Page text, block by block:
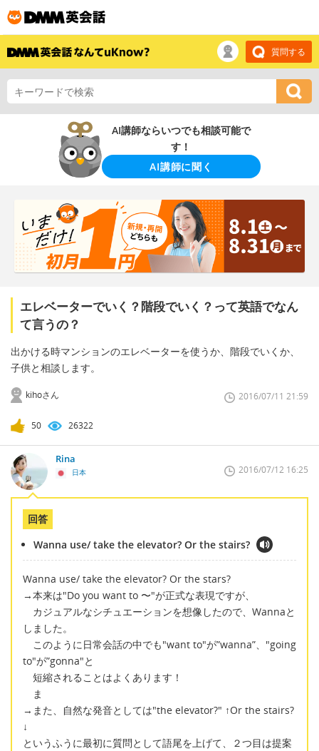
質問する
AI講師ならいつでも相談可能で
す！
AI講師に聞く
エレベーターでいく？階段でいく？って英語でなん
て言うの？
出かける時マンションのエレベーターを使うか、階段でいくか、
子供と相談します。
kihoさん 2016/07/11 21:59
50 26322
Rina
日本 2016/07/12 16:25
回答
Wanna use/ take the elevator? Or the stairs?
Wanna use/ take the elevator? Or the stars?
→本来は"Do you want to 〜"が正式な表現ですが、
カジュアルなシチュエーションを想像したので、Wannaと
しました。
このように日常会話の中でも"want to"が”wanna”、"going
to"が”gonna"と
短縮されることはよくあります！
ま
→また、自然な発音としては"the elevator?" ↑Or the stairs?
↓
というふうに最初に質問として語尾を上げて、２つ目は提案